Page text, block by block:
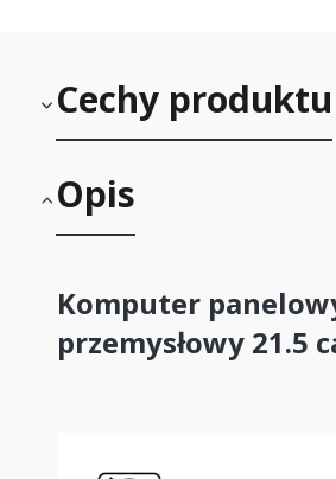
Cechy produktu
Opis
Komputer
przemysłowy 21.5